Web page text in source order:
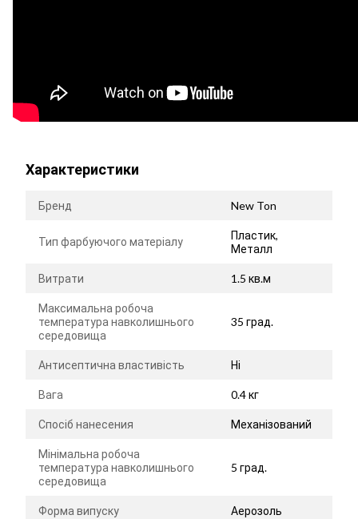
Характеристики
Бренд New Ton
Тип фарбуючого матеріалу
Пластик,
Металл
Витрати 1.5 кв.м
Максимальна робоча
температура навколишнього
середовища
35 град.
Антисептична властивість Ні
Вага 0.4 кг
Спосіб нанесения Механізований
Мінімальна робоча
температура навколишнього
середовища
5 град.
Форма випуску Аерозоль